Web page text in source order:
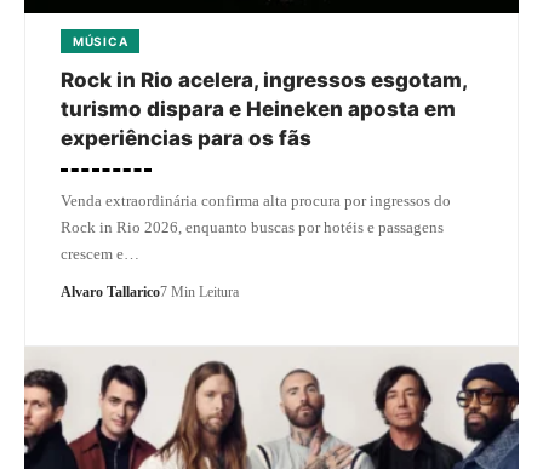
MÚSICA
Rock in Rio acelera, ingressos esgotam,
turismo dispara e Heineken aposta em
experiências para os fãs
Venda extraordinária confirma alta procura por ingressos do
Rock in Rio 2026, enquanto buscas por hotéis e passagens
crescem e…
Alvaro Tallarico7 Min Leitura